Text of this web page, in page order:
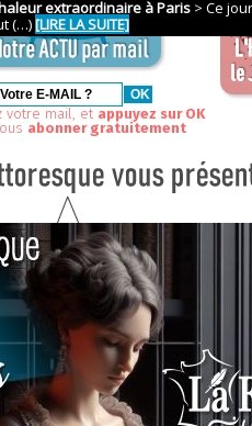
votre mail, et appuyez sur OK
abonner gratuitement